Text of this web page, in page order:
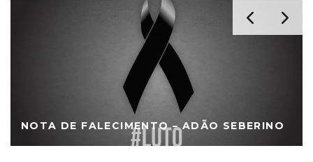
NOTA DE FALECIMENTO – ADÃO SEBERINO